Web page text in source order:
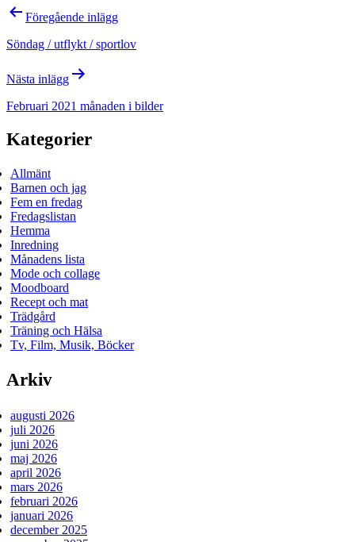
Inläggsnavigering
Föregående inlägg
Söndag / utflykt / sportlov
Nästa inlägg
Februari 2021 månaden i bilder
Kategorier
Allmänt
Barnen och jag
Fem en fredag
Fredagslistan
Hemma
Inredning
Månadens lista
Mode och collage
Moodboard
Recept och mat
Trädgård
Träning och Hälsa
Tv, Film, Musik, Böcker
Arkiv
augusti 2026
juli 2026
juni 2026
maj 2026
april 2026
mars 2026
februari 2026
januari 2026
december 2025